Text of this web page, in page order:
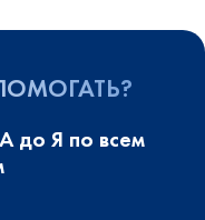
до Я по всем